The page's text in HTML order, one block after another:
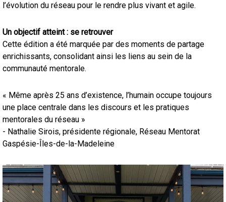
l’évolution du réseau pour le rendre plus vivant et agile.
Un objectif atteint : se retrouver
Cette édition a été marquée par des moments de partage
enrichissants, consolidant ainsi les liens au sein de la
communauté mentorale.
« Même après 25 ans d’existence, l’humain occupe toujours
une place centrale dans les discours et les pratiques
mentorales du réseau »
- Nathalie Sirois, présidente régionale, Réseau Mentorat
Gaspésie-Îles-de-la-Madeleine